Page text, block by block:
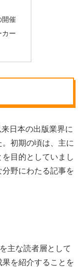
開催
カー
日本の出版業界に
初期の頃は、主に
目的としていまし
野にわたる記事を
主な読者層として
を紹介することを